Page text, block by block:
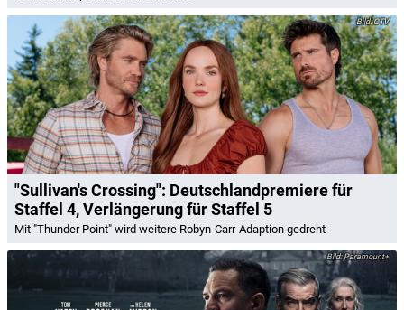
CTV
"Sullivan's Crossing": Deutschlandpremiere für
Staffel 4, Verlängerung für Staffel 5
Mit "Thunder Point" wird weitere Robyn-Carr-Adaption gedreht
Paramount+